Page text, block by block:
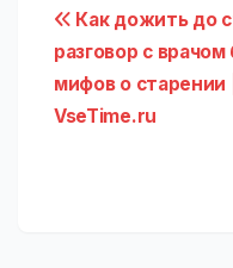
по
записям
Как дожить до
разговор с врачом
мифов о старении |
VseTime.ru